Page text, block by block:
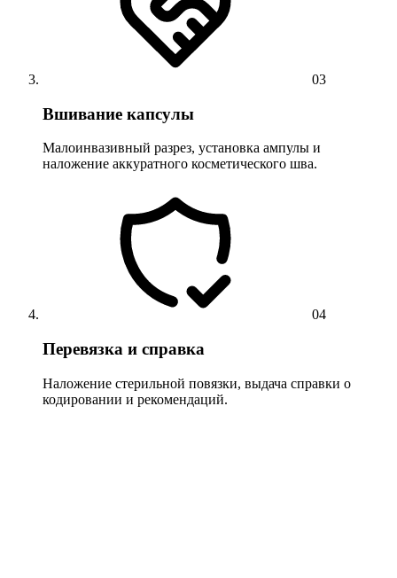
03
Вшивание капсулы
Малоинвазивный разрез, установка ампулы и
наложение аккуратного косметического шва.
04
Перевязка и справка
Наложение стерильной повязки, выдача справки о
кодировании и рекомендаций.